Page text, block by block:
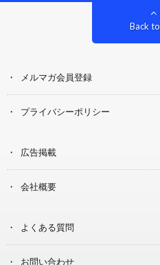
Back
メルマガ会員登録
プライバシーポリシー
広告掲載
会社概要
よくある質問
お問い合わせ